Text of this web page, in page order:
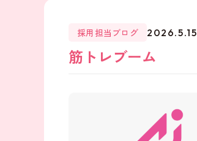
採用担当ブログ 2026.5.15
筋トレブーム